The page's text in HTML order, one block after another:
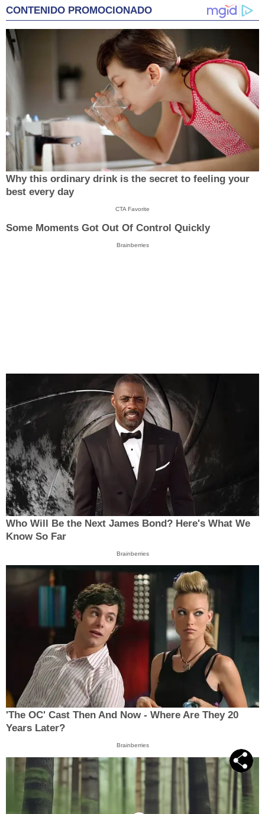
CONTENIDO PROMOCIONADO
Why this ordinary drink is the secret to feeling your
best every day
CTA Favorite
Some Moments Got Out Of Control Quickly
Brainberries
Who Will Be the Next James Bond? Here's What We
Know So Far
Brainberries
'The OC' Cast Then And Now - Where Are They 20
Years Later?
Brainberries